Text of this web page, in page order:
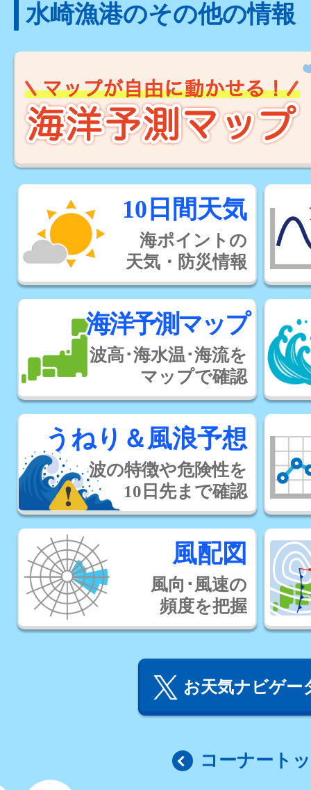
水崎漁港のその他の情報
10日間天気
海ポイントの
天気・防災情報
海洋予測マップ
波高･海水温･海流を
マップで確認
うねり＆風浪予想
波の特徴や危険性を
10日先まで確認
風配図
風向･風速の
頻度を把握
お天気ナビゲー
コーナート